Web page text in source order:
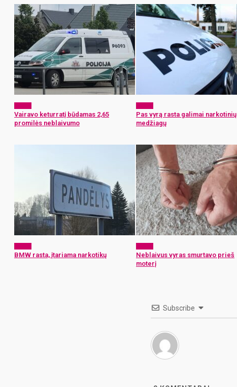
Vairavo keturratį būdamas 2,65
promilės neblaivumo
Pas vyrą rasta galimai narkotinių
medžiagų
BMW rasta, įtariama narkotikų
Neblaivus vyras smurtavo prieš
moterį
Subscribe